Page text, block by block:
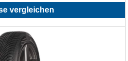
vergleichen